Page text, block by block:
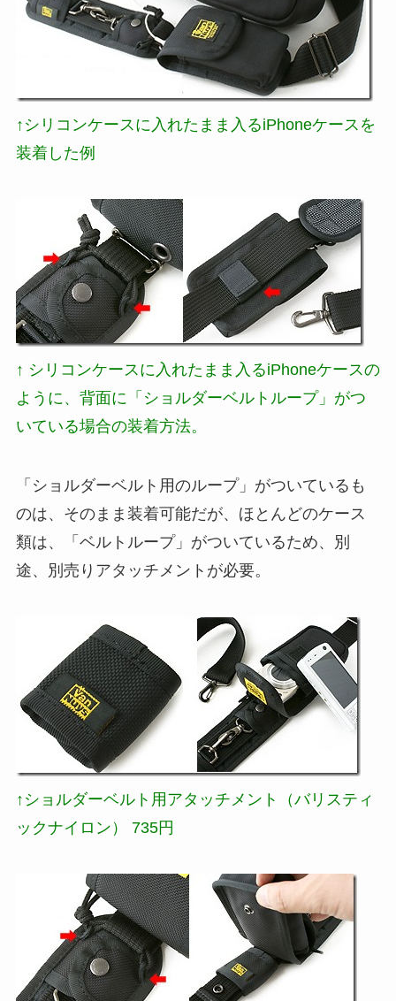
↑ シリコンケースに入れたまま入るiPhoneケース を
装着した例
↑ シリコンケースに入れたまま入るiPhoneケースの
ように、背面に「ショルダーベルトループ」がつ
いている場合の装着方法。
「ショルダーベルト用のループ」がついているも
のは、そのまま装着可能だが、ほとんどのケース
類は、「ベルトループ」がついているため、別
途、別売りアタッチメントが必要。
↑ショルダーベルト用アタッチメント（バリスティ
ックナイロン） 735円